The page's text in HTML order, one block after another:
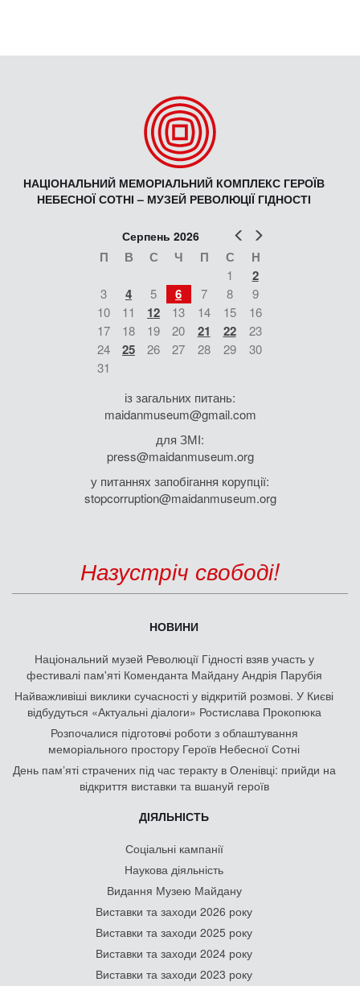
НАЦІОНАЛЬНИЙ МЕМОРІАЛЬНИЙ КОМПЛЕКС ГЕРОЇВ
НЕБЕСНОЇ СОТНІ – МУЗЕЙ РЕВОЛЮЦІЇ ГІДНОСТІ
Попер
Серпень 2026
П В С Ч П С Н
1 2
3 4 5 6 7 8
9
10
11 12 13 14 15
16
17
18 19 20 21 22
23
24
25 26 27 28 29
30
31
із загальних питань:
maidanmuseum@gmail.com
для ЗМІ:
press@maidanmuseum.org
у питаннях запобігання корупції:
stopcorruption@maidanmuseum.org
Назустріч свободі!
НОВИНИ
Національний музей Революції Гідності взяв участь у
фестивалі пам'яті Коменданта Майдану Андрія Парубія
Найважливіші виклики сучасності у відкритій розмові. У Києві
відбудуться «Актуальні діалоги» Ростислава Прокопюка
Розпочалися підготовчі роботи з облаштування
меморіального простору Героїв Небесної Сотні
День памʼяті страчених під час теракту в Оленівці: прийди на
відкриття виставки та вшануй героїв
ДІЯЛЬНІСТЬ
Соціальні кампанії
Наукова діяльність
Видання Музею Майдану
Виставки та заходи 2026 року
Виставки та заходи 2025 року
Виставки та заходи 2024 року
Виставки та заходи 2023 року